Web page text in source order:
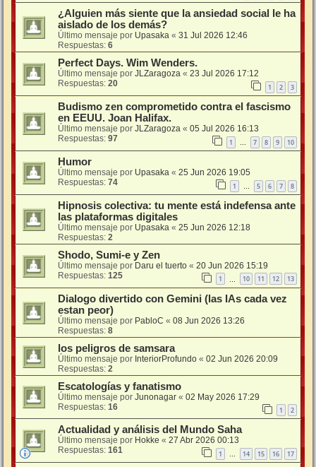
¿Alguien más siente que la ansiedad social le ha
aislado de los demás?
Último mensaje por Upasaka « 31 Jul 2026 12:46
Respuestas: 6
Perfect Days. Wim Wenders.
Último mensaje por JLZaragoza « 23 Jul 2026 17:12
Respuestas: 20 1 2 3
Budismo zen comprometido contra el fascismo
en EEUU. Joan Halifax.
Último mensaje por JLZaragoza « 05 Jul 2026 16:13
Respuestas: 97 1 7 8 9 10
Humor
Último mensaje por Upasaka « 25 Jun 2026 19:05
Respuestas: 74 1 5 6 7 8
Hipnosis colectiva: tu mente está indefensa ante
las plataformas digitales
Último mensaje por Upasaka « 25 Jun 2026 12:18
Respuestas: 2
Shodo, Sumi-e y Zen
Último mensaje por Daru el tuerto « 20 Jun 2026 15:19
Respuestas: 125 1 10 11 12 13
Dialogo divertido con Gemini (las IAs cada vez
estan peor)
Último mensaje por PabloC « 08 Jun 2026 13:26
Respuestas: 8
los peligros de samsara
Último mensaje por InteriorProfundo « 02 Jun 2026 20:09
Respuestas: 2
Escatologías y fanatismo
Último mensaje por Junonagar « 02 May 2026 17:29
Respuestas: 16 1 2
Actualidad y análisis del Mundo Saha
Último mensaje por Hokke « 27 Abr 2026 00:13
Respuestas: 161 1 … 14 15 16 17